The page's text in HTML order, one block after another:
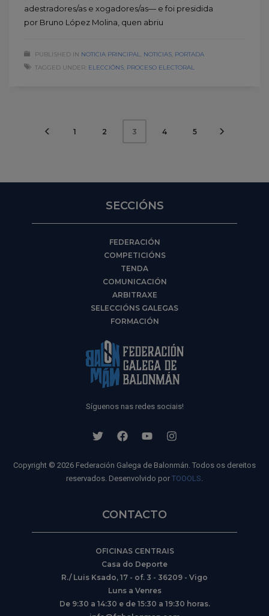
adestradores/as e xogadores/as— e foi presidida
por Bruno López Molina, quen abriu
PUBLISHED IN NOTICIA PRINCIPAL NOTICIAS PORTADA
TAGGED UNDER: ELECCIÓNS PROCESO ELECTORAL
1 2 3 4 5
SECCIÓNS
FEDERACIÓN
COMPETICIÓNS
TENDA
COMUNICACIÓN
ARBITRAXE
SELECCIÓNS GALEGAS
FORMACIÓN
Síguenos nas redes sociais!
Copyright © 2026 Federación Galega de Balonmán. Todos os dereitos
reservados. Desenvolvido por TOOOLS.
CONTACTO
OFICINAS CENTRAIS
Casa do Deporte
R./ Luis Ksado, 17 - of. 3 - 36209 - Vigo
Luns a Venres
De 9:30 a 14:30 e de 15:30 a 19:30 horas.